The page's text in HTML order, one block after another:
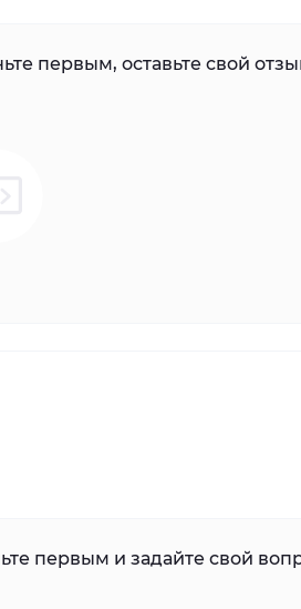
первым, оставьте свой
первым и задайте свой